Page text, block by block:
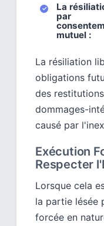
La
par
mutuel :
La résiliation
obligations
des
dommages-
causé par
Exécution
Respecter
Lorsque cela
la partie lésée
forcée en